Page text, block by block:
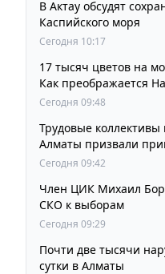
В Актау обсудят
Каспийского моря
Сегодня 10:17
17 тысяч цветов на
Как преображается
Сегодня 09:48
Трудовые
Алматы призвали
членов Курултая
Сегодня 09:42
Член ЦИК Михаил
СКО к выборам
Сегодня 09:29
Почти две тысячи
сутки в Алматы